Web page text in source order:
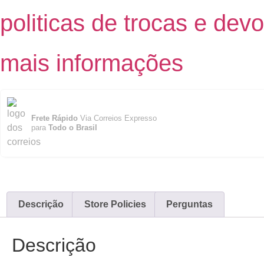
politicas de trocas e
mais informações
Frete Rápido Via Correios Expresso
para Todo o Brasil
Descrição Store Policies Perguntas
Descrição